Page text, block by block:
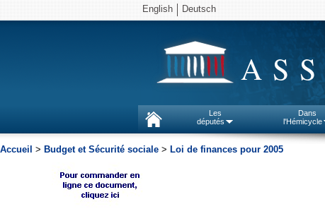
English Deutsch
Les
députés
Dans
l'Hémicycle
Accueil > Budget et Sécurité sociale > Loi de finances pour 2005